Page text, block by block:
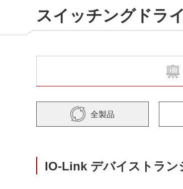
マイクロ波製品
ファウンドリサービス
MUSESオフィシャルWeb
クロスリファレンス検索
車載機器向けIC
産業機器向けIC
マイクロ波製品
電子デバイス製品
マイクロ波製品
マイクロ波製品
企業理念
会社概要
サステナビリティ
スイッチングドラ
全製品
IO-Link デバイストラン